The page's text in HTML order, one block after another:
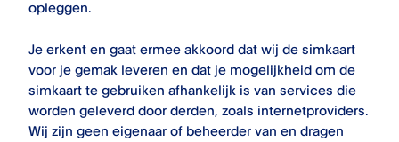
opleggen.
Je erkent en gaat ermee akkoord dat wij de simkaart
voor je gemak leveren en dat je mogelijkheid om de
simkaart te gebruiken afhankelijk is van services die
worden geleverd door derden, zoals internetproviders.
Wij zijn geen eigenaar of beheerder van en dragen